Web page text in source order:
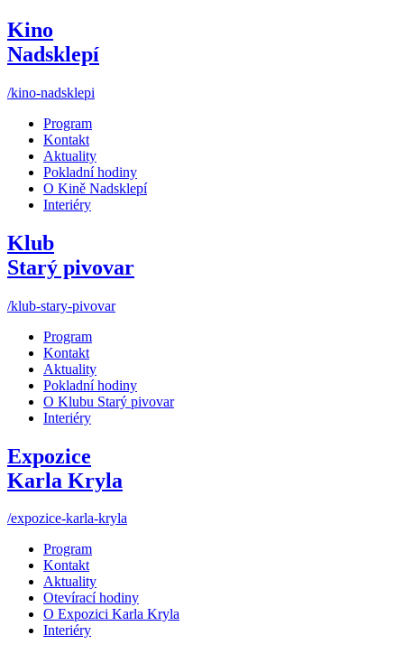
Kino
Nadsklepí
/kino-nadsklepi
Program
Kontakt
Aktuality
Pokladní hodiny
O Kině Nadsklepí
Interiéry
Klub
Starý pivovar
/klub-stary-pivovar
Program
Kontakt
Aktuality
Pokladní hodiny
O Klubu Starý pivovar
Interiéry
Expozice
Karla Kryla
/expozice-karla-kryla
Program
Kontakt
Aktuality
Otevírací hodiny
O Expozici Karla Kryla
Interiéry